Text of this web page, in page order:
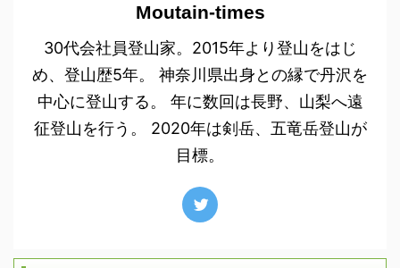
Moutain-times
30代会社員登山家。2015年より登山をはじ
め、登山歴5年。 神奈川県出身との縁で丹沢を
中心に登山する。 年に数回は長野、山梨へ遠
征登山を行う。 2020年は剣岳、五竜岳登山が
目標。